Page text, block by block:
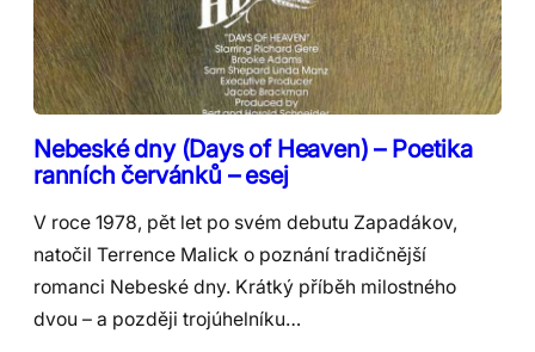
Nebeské dny (Days of Heaven) – Poetika
ranních červánků – esej
V roce 1978, pět let po svém debutu Zapadákov,
natočil Terrence Malick o poznání tradičnější
romanci Nebeské dny. Krátký příběh milostného
dvou – a později trojúhelníku…